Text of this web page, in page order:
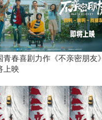
青春喜剧力作《不亲密朋友》
上映